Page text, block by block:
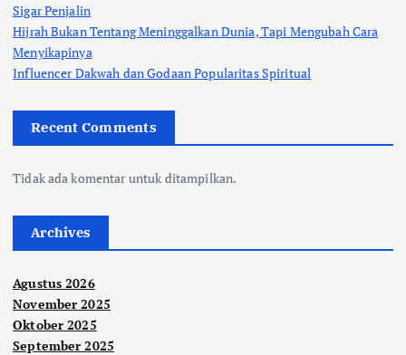
Sigar Penjalin
Hijrah Bukan Tentang Meninggalkan Dunia, Tapi Mengubah Cara
Menyikapinya
Influencer Dakwah dan Godaan Popularitas Spiritual
Recent Comments
Tidak ada komentar untuk ditampilkan.
Archives
Agustus 2026
November 2025
Oktober 2025
September 2025